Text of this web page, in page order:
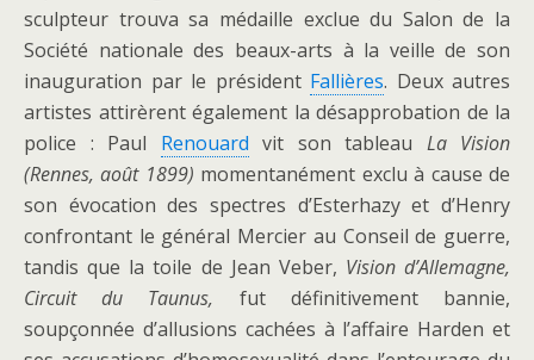
sculpteur trouva sa médaille exclue du Salon de la
Société nationale des beaux-arts à la veille de son
inauguration par le président Fallières. Deux autres
artistes attirèrent également la désapprobation de la
police : Paul Renouard vit son tableau La Vision
(Rennes, août 1899) momentanément exclu à cause de
son évocation des spectres d’Esterhazy et d’Henry
confrontant le général Mercier au Conseil de guerre,
tandis que la toile de Jean Veber, Vision d’Allemagne,
Circuit du Taunus, fut définitivement bannie,
soupçonnée d’allusions cachées à l’affaire Harden et